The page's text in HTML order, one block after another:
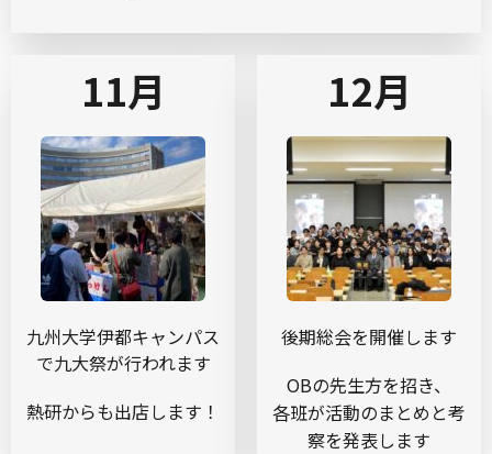
11月
九州大学伊都キャンパス
で九大祭が行われます
熱研からも出店します！
12月
後期総会を開催します
OBの先生方を招き、
各班が活動のまとめと考
察を発表します